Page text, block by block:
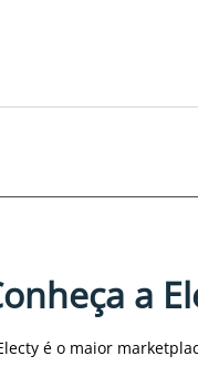
a
é o maior